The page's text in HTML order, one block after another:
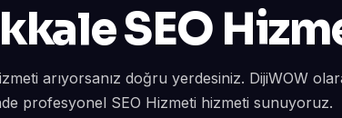
SEO
arıyorsanız doğru yerdesiniz. DijiWOW
profesyonel SEO Hizmeti hizmeti sunuyoruz.